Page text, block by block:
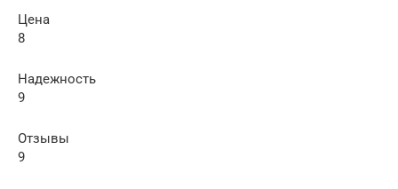
Цена
8
Надежность
9
Отзывы
9